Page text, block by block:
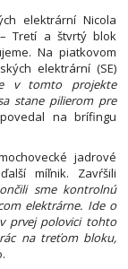
elektrární Nicola
– Tretí a štvrtý blok
Na piatkovom
elektrární (SE)
v tomto projekte
stane pilierom pre
na brífingu
jadrové
míľnik. Zavŕšili
sme kontrolnú
elektrárne. Ide o
prvej polovici tohto
na treťom bloku,